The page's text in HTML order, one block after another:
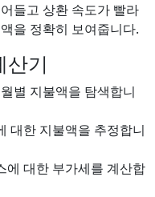
들고 상환 속도가 빨라
을 정확히 보여줍니다.
산기
별 지불액을 탐색합니
대한 지불액을 추정합니
에 대한 부가세를 계산합